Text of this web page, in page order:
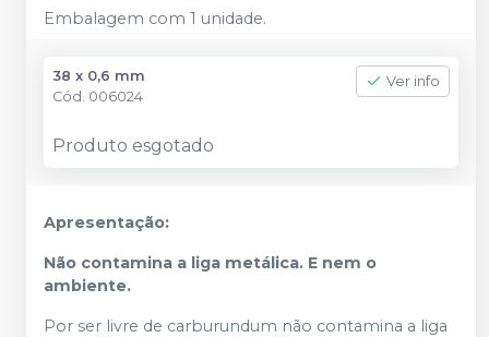
Embalagem com 1 unidade.
38 x 0,6 mm
Cód. 006024
Ver info
Produto esgotado
Apresentação:
Não contamina a liga metálica. E nem o
ambiente.
Por ser livre de carburundum não contamina a liga